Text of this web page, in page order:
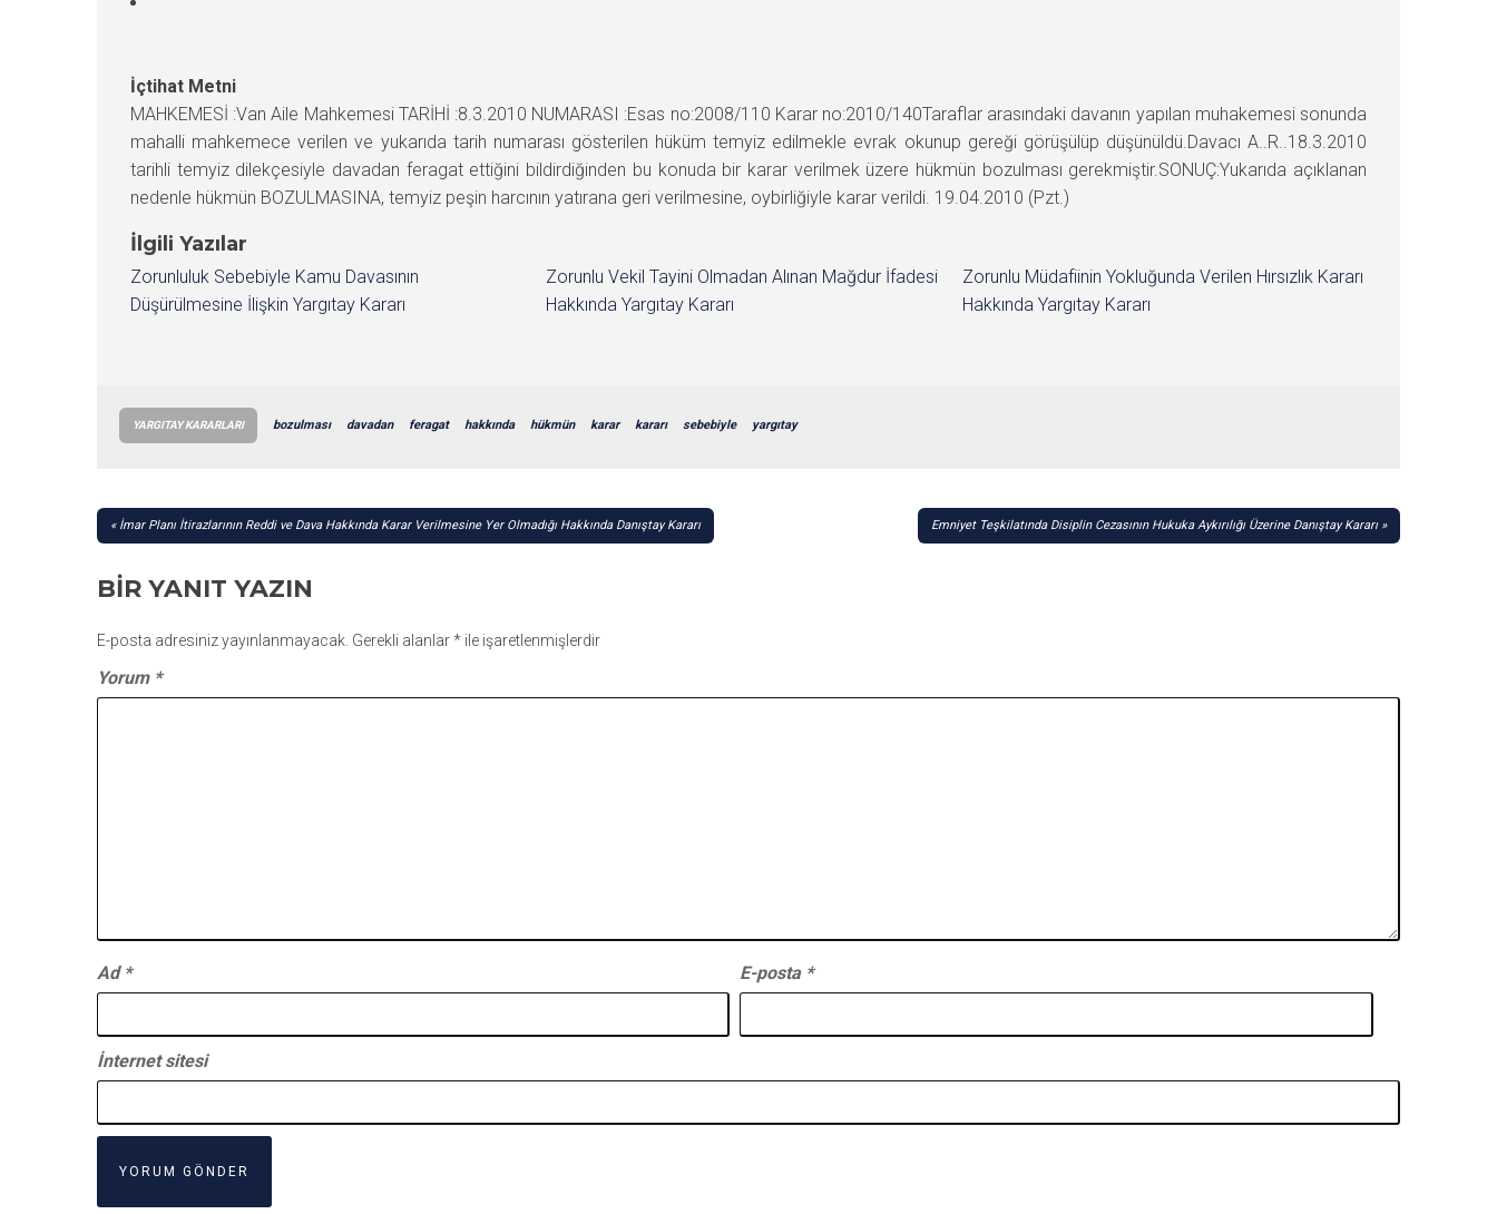
İçtihat Metni
MAHKEMESİ :Van Aile Mahkemesi TARİHİ :8.3.2010 NUMARASI :Esas no:2008/110 Karar no:2010/140Taraflar arasındaki davanın yapılan muhakemesi sonunda
mahalli mahkemece verilen ve yukarıda tarih numarası gösterilen hüküm temyiz edilmekle evrak okunup gereği görüşülüp düşünüldü.Davacı A..R..18.3.2010
tarihli temyiz dilekçesiyle davadan feragat ettiğini bildirdiğinden bu konuda bir karar verilmek üzere hükmün bozulması gerekmiştir.SONUÇ:Yukarıda açıklanan
nedenle hükmün BOZULMASINA, temyiz peşin harcının yatırana geri verilmesine, oybirliğiyle karar verildi. 19.04.2010 (Pzt.)
İlgili Yazılar
Zorunluluk Sebebiyle Kamu Davasının
Düşürülmesine İlişkin Yargıtay Kararı
Zorunlu Vekil Tayini Olmadan Alınan Mağdur İfadesi
Hakkında Yargıtay Kararı
Zorunlu Müdafiinin Yokluğunda Verilen Hırsızlık Kararı
Hakkında Yargıtay Kararı
YARGITAY KARARLARI bozulması davadan feragat hakkında hükmün karar kararı sebebiyle yargıtay
YAZI
İmar Planı İtirazlarının Reddi ve Dava Hakkında Karar Verilmesine Yer Olmadığı Hakkında Danıştay Kararı Emniyet Teşkilatında Disiplin Cezasının Hukuka Aykırılığı Üzerine Danıştay Kararı
BIR YANIT YAZIN
E-posta adresiniz yayınlanmayacak. Gerekli alanlar* ile işaretlenmişlerdir
Yorum *
Ad * E-posta *
İnternet sitesi